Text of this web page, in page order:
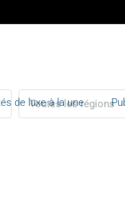
de luxe à la une
Toutes les régions